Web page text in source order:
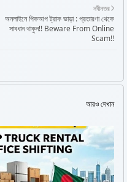
নবীনতর
অনলাইনে পিকআপ ট্রাক ভাড়া : প্রতারণা থেকে
সাবধান থাকুন!! Beware From Online
Scam!!
আরও দেখান